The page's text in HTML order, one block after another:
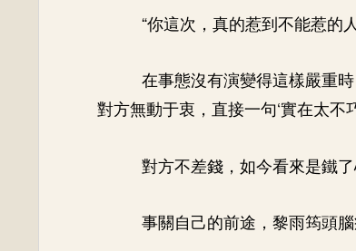
“你這次，真的惹到不能惹的
在事態沒有演變得這樣嚴重
對方無動于衷，直接一句‘實在太不
對方不差錢，如今看來是鐵
事關自己的前途，黎雨筠頭